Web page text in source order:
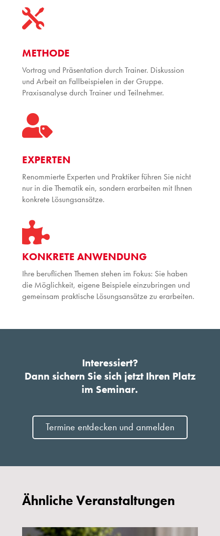

METHODE
Vortrag und Präsentation durch Trainer. Diskussion
und Arbeit an Fallbeispielen in der Gruppe.
Praxisanalyse durch Trainer und Teilnehmer.

EXPERTEN
Renommierte Experten und Praktiker führen Sie nicht
nur in die Thematik ein, sondern erarbeiten mit Ihnen
konkrete Lösungsansätze.

KONKRETE ANWENDUNG
Ihre beruflichen Themen stehen im Fokus: Sie haben
die Möglichkeit, eigene Beispiele einzubringen und
gemeinsam praktische Lösungsansätze zu erarbeiten.
Interessiert?
Dann sichern Sie sich jetzt Ihren Platz
im Seminar.
Termine entdecken und anmelden
Ähnliche Veranstaltungen